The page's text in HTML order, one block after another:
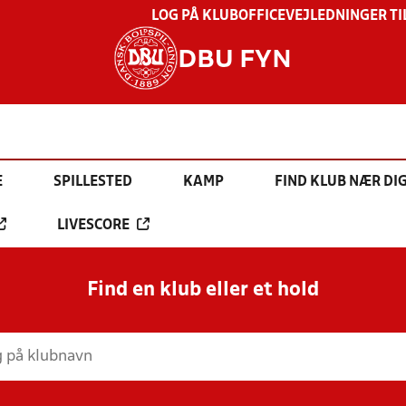
LOG PÅ KLUBOFFICEVEJLEDNINGER
DBU FYN
SPILLESTED KAMP FIND KLUB NÆR
LIVESCORE
Find en klub eller et hold